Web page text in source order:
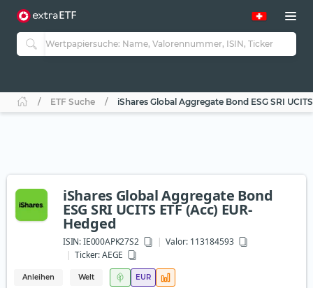
ETF Suche iShares Global Aggregate Bond ESG SRI
iShares Global Aggregate Bond
ESG SRI UCITS ETF (Acc) EUR-
Hedged
ISIN:IE000APK27S2
Valor: 113184593
Ticker:AEGE
Anleihen Welt EUR